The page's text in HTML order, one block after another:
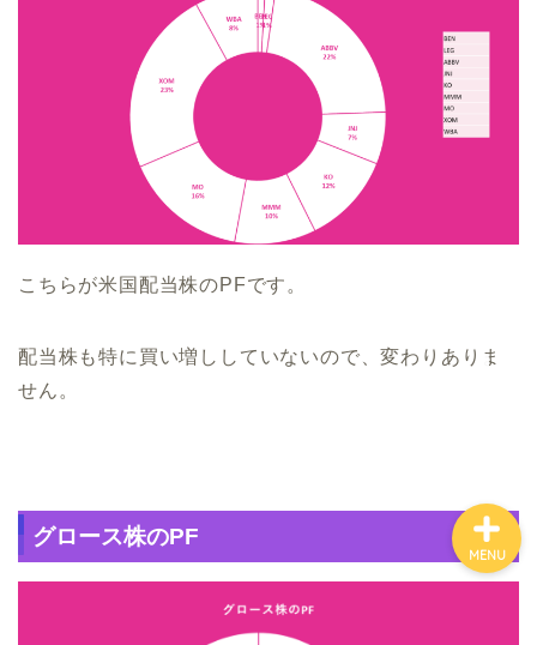
こちらが米国配当株のPFです。
配当株も特に買い増ししていないので、変わりありま
せん。
グロース株のPF
MENU